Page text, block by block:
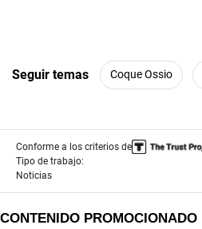
Seguir temas Coque Ossio
Conforme a los criterios de
Tipo de trabajo:
Noticias